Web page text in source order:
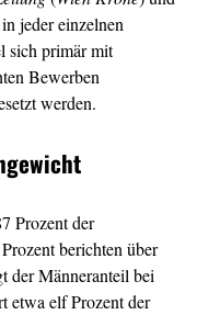
jeder einzelnen
sich primär mit
Bewerben
werden.
Prozent der
berichten über
der Männeranteil bei
etwa elf Prozent der